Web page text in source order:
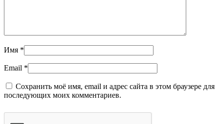
Имя *
Email *
Сохранить моё имя, email и адрес сайта в этом браузере для
последующих моих комментариев.